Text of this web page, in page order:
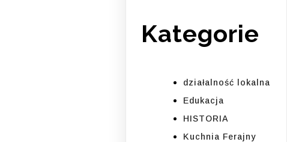
Kategorie
działalność lokalna
Edukacja
HISTORIA
Kuchnia Ferajny